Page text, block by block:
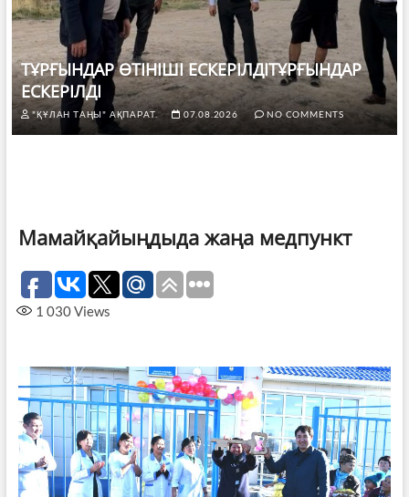
ТҰРҒЫНДАР ӨТІНІШІ ЕСКЕРІЛДІТҰРҒЫНДАР
ЕСКЕРІЛДІ
"ҚҰЛАН ТАҢЫ" АҚПАРАТ. 07.08.2026 NO COMMENTS
Мамайқайыңдыда жаңа медпункт
1 030Views